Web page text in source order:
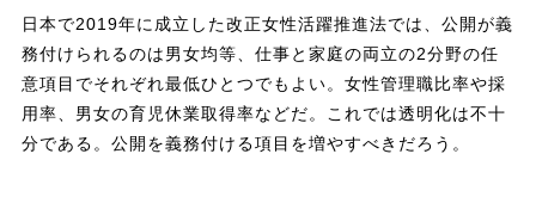
日本で2019年に成立した改正女性活躍推進法では、公開が義
務付けられるのは男女均等、仕事と家庭の両立の2分野の任
意項目でそれぞれ最低ひとつでもよい。女性管理職比率や採
用率、男女の育児休業取得率などだ。これでは透明化は不十
分である。公開を義務付ける項目を増やすべきだろう。